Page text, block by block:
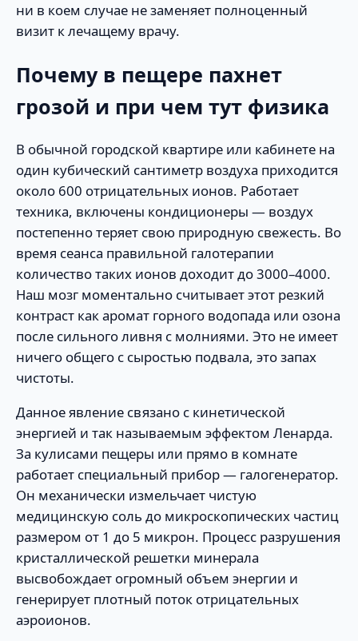
ни в коем случае не заменяет полноценный
визит к лечащему врачу.
Почему в пещере пахнет
грозой и при чем тут физика
В обычной городской квартире или кабинете на
один кубический сантиметр воздуха приходится
около 600 отрицательных ионов. Работает
техника, включены кондиционеры — воздух
постепенно теряет свою природную свежесть. Во
время сеанса правильной галотерапии
количество таких ионов доходит до 3000–4000.
Наш мозг моментально считывает этот резкий
контраст как аромат горного водопада или озона
после сильного ливня с молниями. Это не имеет
ничего общего с сыростью подвала, это запах
чистоты.
Данное явление связано с кинетической
энергией и так называемым эффектом Ленарда.
За кулисами пещеры или прямо в комнате
работает специальный прибор — галогенератор.
Он механически измельчает чистую
медицинскую соль до микроскопических частиц
размером от 1 до 5 микрон. Процесс разрушения
кристаллической решетки минерала
высвобождает огромный объем энергии и
генерирует плотный поток отрицательных
аэроионов.